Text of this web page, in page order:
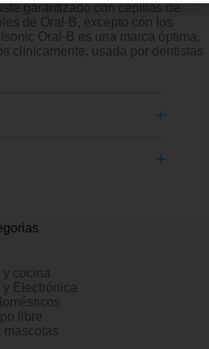
garantizado con cepillos de
de Oral-B, excepto con los
Oral-B es una marca óptima,
clínicamente, usada por dentistas
y cocina
Electrónica
libre
mascotas